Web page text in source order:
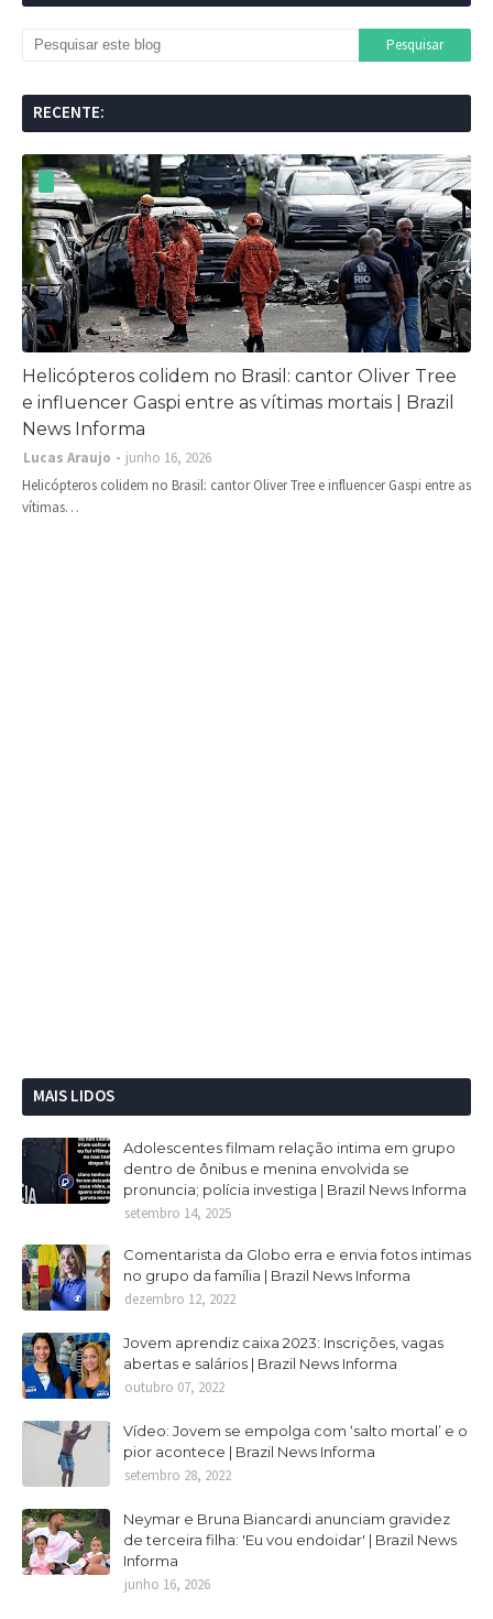
RECENTE:
Helicópteros colidem no Brasil: cantor Oliver Tree
e influencer Gaspi entre as vítimas mortais | Brazil
News Informa
Lucas Araujo
junho 16, 2026
Helicópteros colidem no Brasil: cantor Oliver Tree e influencer Gaspi entre as
vítimas…
MAIS LIDOS
Adolescentes filmam relação intima em grupo
dentro de ônibus e menina envolvida se
pronuncia; polícia investiga | Brazil News Informa
setembro 14, 2025
Comentarista da Globo erra e envia fotos intimas
no grupo da família | Brazil News Informa
dezembro 12, 2022
Jovem aprendiz caixa 2023: Inscrições, vagas
abertas e salários | Brazil News Informa
outubro 07, 2022
Vídeo: Jovem se empolga com ‘salto mortal’ e o
pior acontece | Brazil News Informa
setembro 28, 2022
Neymar e Bruna Biancardi anunciam gravidez
de terceira filha: 'Eu vou endoidar' | Brazil News
Informa
junho 16, 2026